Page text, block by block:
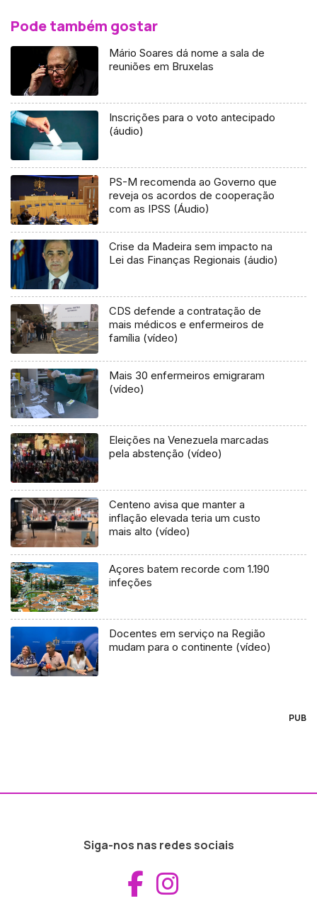
Pode também gostar
Mário Soares dá nome a sala de
reuniões em Bruxelas
Inscrições para o voto antecipado
(áudio)
PS-M recomenda ao Governo que
reveja os acordos de cooperação
com as IPSS (Áudio)
Crise da Madeira sem impacto na
Lei das Finanças Regionais (áudio)
CDS defende a contratação de
mais médicos e enfermeiros de
família (vídeo)
Mais 30 enfermeiros emigraram
(vídeo)
Eleições na Venezuela marcadas
pela abstenção (vídeo)
Centeno avisa que manter a
inflação elevada teria um custo
mais alto (vídeo)
Açores batem recorde com 1.190
infeções
Docentes em serviço na Região
mudam para o continente (vídeo)
PUB
Siga-nos nas redes sociais
Aceder ao